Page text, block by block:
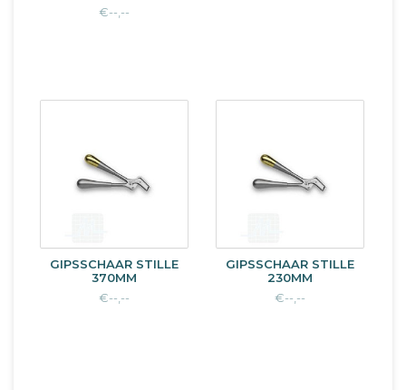
€--,--
GIPSSCHAAR STILLE
370MM
€--,--
GIPSSCHAAR STILLE
230MM
€--,--